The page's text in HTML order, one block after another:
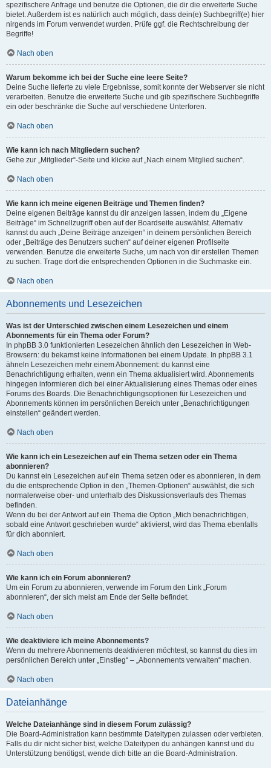
spezifischere Anfrage und benutze die Optionen, die dir die erweiterte Suche
bietet. Außerdem ist es natürlich auch möglich, dass dein(e) Suchbegriff(e) hier
nirgends im Forum verwendet wurden. Prüfe ggf. die Rechtschreibung der
Begriffe!
Nach oben
Warum bekomme ich bei der Suche eine leere Seite?
Deine Suche lieferte zu viele Ergebnisse, somit konnte der Webserver sie nicht
verarbeiten. Benutze die erweiterte Suche und gib spezifischere Suchbegriffe
ein oder beschränke die Suche auf verschiedene Unterforen.
Nach oben
Wie kann ich nach Mitgliedern suchen?
Gehe zur „Mitglieder“-Seite und klicke auf „Nach einem Mitglied suchen“.
Nach oben
Wie kann ich meine eigenen Beiträge und Themen finden?
Deine eigenen Beiträge kannst du dir anzeigen lassen, indem du „Eigene
Beiträge“ im Schnellzugriff oben auf der Boardseite auswählst. Alternativ
kannst du auch „Deine Beiträge anzeigen“ in deinem persönlichen Bereich
oder „Beiträge des Benutzers suchen“ auf deiner eigenen Profilseite
verwenden. Benutze die erweiterte Suche, um nach von dir erstellen Themen
zu suchen. Trage dort die entsprechenden Optionen in die Suchmaske ein.
Nach oben
Abonnements und Lesezeichen
Was ist der Unterschied zwischen einem Lesezeichen und einem
Abonnements für ein Thema oder Forum?
In phpBB 3.0 funktionierten Lesezeichen ähnlich den Lesezeichen in Web-
Browsern: du bekamst keine Informationen bei einem Update. In phpBB 3.1
ähneln Lesezeichen mehr einem Abonnement: du kannst eine
Benachrichtigung erhalten, wenn ein Thema aktualisiert wird. Abonnements
hingegen informieren dich bei einer Aktualisierung eines Themas oder eines
Forums des Boards. Die Benachrichtigungsoptionen für Lesezeichen und
Abonnements können im persönlichen Bereich unter „Benachrichtigungen
einstellen“ geändert werden.
Nach oben
Wie kann ich ein Lesezeichen auf ein Thema setzen oder ein Thema
abonnieren?
Du kannst ein Lesezeichen auf ein Thema setzen oder es abonnieren, in dem
du die entsprechende Option in den „Themen-Optionen“ auswählst, die sich
normalerweise ober- und unterhalb des Diskussionsverlaufs des Themas
befinden.
Wenn du bei der Antwort auf ein Thema die Option „Mich benachrichtigen,
sobald eine Antwort geschrieben wurde“ aktivierst, wird das Thema ebenfalls
für dich abonniert.
Nach oben
Wie kann ich ein Forum abonnieren?
Um ein Forum zu abonnieren, verwende im Forum den Link „Forum
abonnieren“, der sich meist am Ende der Seite befindet.
Nach oben
Wie deaktiviere ich meine Abonnements?
Wenn du mehrere Abonnements deaktivieren möchtest, so kannst du dies im
persönlichen Bereich unter „Einstieg“ – „Abonnements verwalten“ machen.
Nach oben
Dateianhänge
Welche Dateianhänge sind in diesem Forum zulässig?
Die Board-Administration kann bestimmte Dateitypen zulassen oder verbieten.
Falls du dir nicht sicher bist, welche Dateitypen du anhängen kannst und du
Unterstützung benötigst, wende dich bitte an die Board-Administration.